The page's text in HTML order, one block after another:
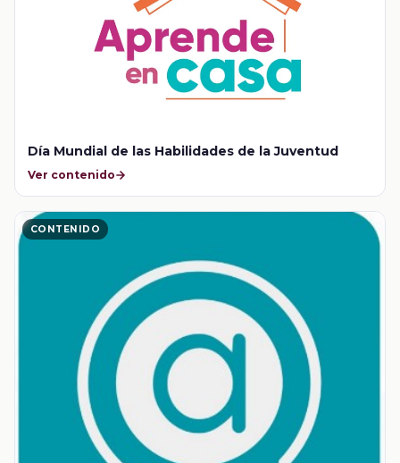
Día Mundial de las Habilidades de la Juventud
Ver contenido
CONTENIDO